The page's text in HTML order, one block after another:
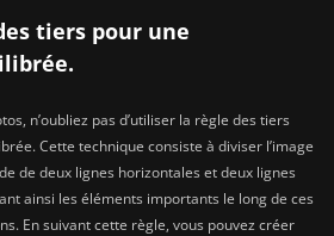
tiers pour une
n’oubliez pas d’utiliser la règle des tiers
Cette technique consiste à diviser l’image
de deux lignes horizontales et deux lignes
ainsi les éléments importants le long de ces
En suivant cette règle, vous pouvez créer